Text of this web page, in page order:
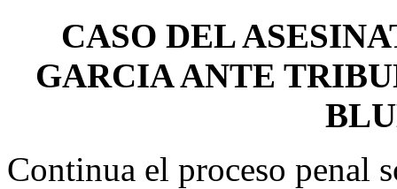
CASO DEL
GARCIA ANTE
Continua el proceso penal